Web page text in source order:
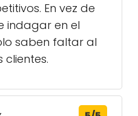
En vez de
indagar en el
saben faltar al
clientes.